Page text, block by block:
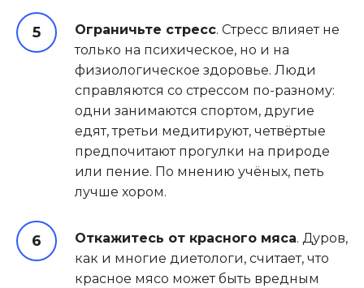
Ограничьте стресс. Стресс влияет не
только на психическое, но и на
физиологическое здоровье. Люди
справляются со стрессом по-разному:
одни занимаются спортом, другие
едят, третьи медитируют, четвёртые
предпочитают прогулки на природе
или пение. По мнению учёных, петь
лучше хором.
Откажитесь от красного мяса. Дуров,
как и многие диетологи, считает, что
красное мясо может быть вредным